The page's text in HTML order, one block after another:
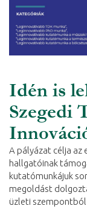
Idén is
Szegedi
A pályázat célja az
hallgatóinak
kutatómunkájuk
megoldást
üzleti